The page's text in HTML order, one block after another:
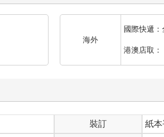
畫框。橫陳的船桅，蜿蜒的纜繩⋯⋯一切都
生長得很高，草叢中也掛著蜘蛛網，香絲草
岸壁的水尤其清澈，可以清楚看見成群小魚
足。幸二立刻察覺，說道，
子抱怨，這樣漁網會遮住下半身。
三人是被罪惡之網網住的三條魚⋯⋯
海外
國際快遞：
港澳店取：
裝訂
紙